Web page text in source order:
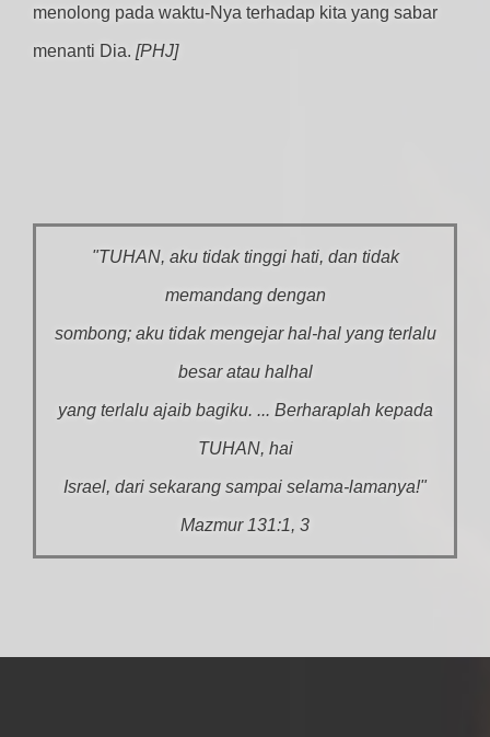
menolong pada waktu-Nya terhadap kita yang sabar
menanti Dia. [PHJ]
"TUHAN, aku tidak tinggi hati, dan tidak
memandang dengan
sombong; aku tidak mengejar hal-hal yang terlalu
besar atau halhal
yang terlalu ajaib bagiku. ... Berharaplah kepada
TUHAN, hai
Israel, dari sekarang sampai selama-lamanya!"
Mazmur 131:1, 3